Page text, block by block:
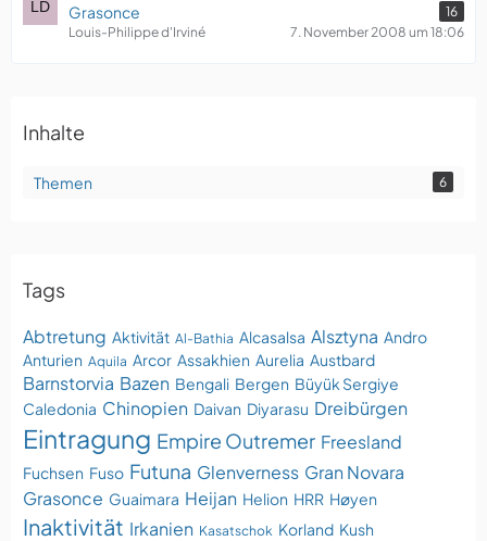
Grasonce
16
Louis-Philippe d'Irviné
7. November 2008 um 18:06
Inhalte
Themen 6
Tags
Abtretung Aktivität Al-Bathia Alcasalsa Alsztyna Andro
Anturien Aquila Arcor Assakhien Aurelia Austbard
Barnstorvia Bazen Bengali Bergen Büyük Sergiye
Caledonia Chinopien Daivan Diyarasu Dreibürgen
Eintragung Empire Outremer Freesland
Fuchsen Fuso Futuna Glenverness Gran Novara
Grasonce Guaimara Heijan Helion HRR Høyen
Inaktivität Irkanien Kasatschok Korland Kush